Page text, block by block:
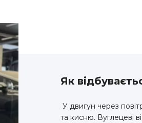
Як
У двигун через
та кисню. Вуглецеві